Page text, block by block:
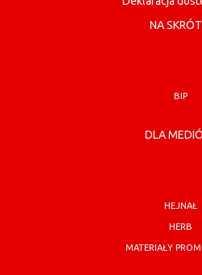
NA
BIP
DLA
HEJNAŁ
HERB
MATERIAŁY